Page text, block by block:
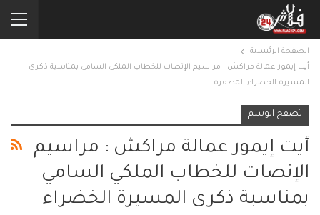
الصفحة الرئيسية
أيت إيمور عمالة مراكش : مراسيم الإنصات للخطاب الملكي السامي بمناسبة ذكرى
المسيرة الخضراء المظفرة
تصفح الوسم
أيت إيمور عمالة مراكش : مراسيم
الإنصات للخطاب الملكي السامي
بمناسبة ذكرى المسيرة الخضراء